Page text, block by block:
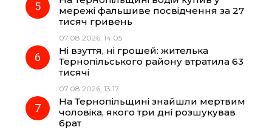
мережі фальшиве посвідчення за 27
тисяч гривень
07.08.2026, 14:05
Ні взуття, ні грошей: жителька
Тернопільського району втратила 63
тисячі
07.08.2026, 13:17
На Тернопільщині знайшли мертвим
чоловіка, якого три дні розшукував
брат